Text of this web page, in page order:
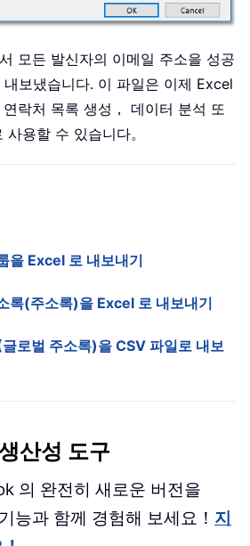
모든 발신자의 이메일 주소을 성공
보냈습니다. 이 파일은 이제 Excel
락처 목록 생성， 데이터 분석 또
용할 수 있습니다。
을 Excel 로 내보내기
록(주소록)을 Excel 로 내보내기
로벌 주소록)을 CSV 파일로 내보
산성 도구
의 완전히 새로운 버전을
능과 함께 경험해 보세요！ 지